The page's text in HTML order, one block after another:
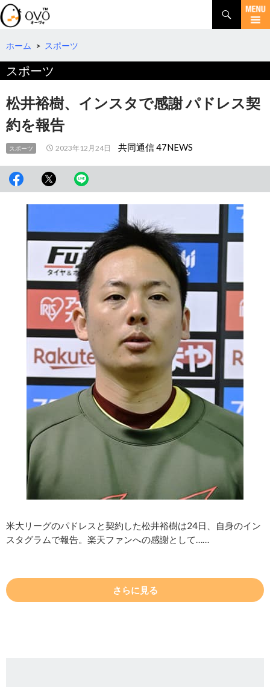
検
索
コ
テ
へ
動
ホーム > スポーツ
スポーツ
松井裕樹、インスタで感謝 パドレス契
約を報告
スポーツ 2023年12月24日 共同通信 47NEWS
米大リーグのパドレスと契約した松井裕樹は24日、自身のイン
スタグラムで報告。楽天ファンへの感謝として……
さらに見る